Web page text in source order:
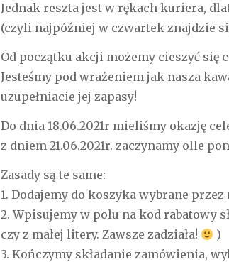
Jednak reszta jest w rękach kuriera,
(czyli najpóźniej w czwartek znajdzie
Od początku akcji możemy cieszyć się
Jesteśmy pod wrażeniem jak nasza
uzupełniacie jej zapasy!
Do dnia 18.06.2021r mieliśmy okazję
z dniem 21.06.2021r. zaczynamy olle
Zasady są te same:
1. Dodajemy do koszyka wybrane przez
2. Wpisujemy w polu na kod rabatowy
czy z małej litery. Zawsze zadziała!
)
3. Kończymy składanie zamówienia,